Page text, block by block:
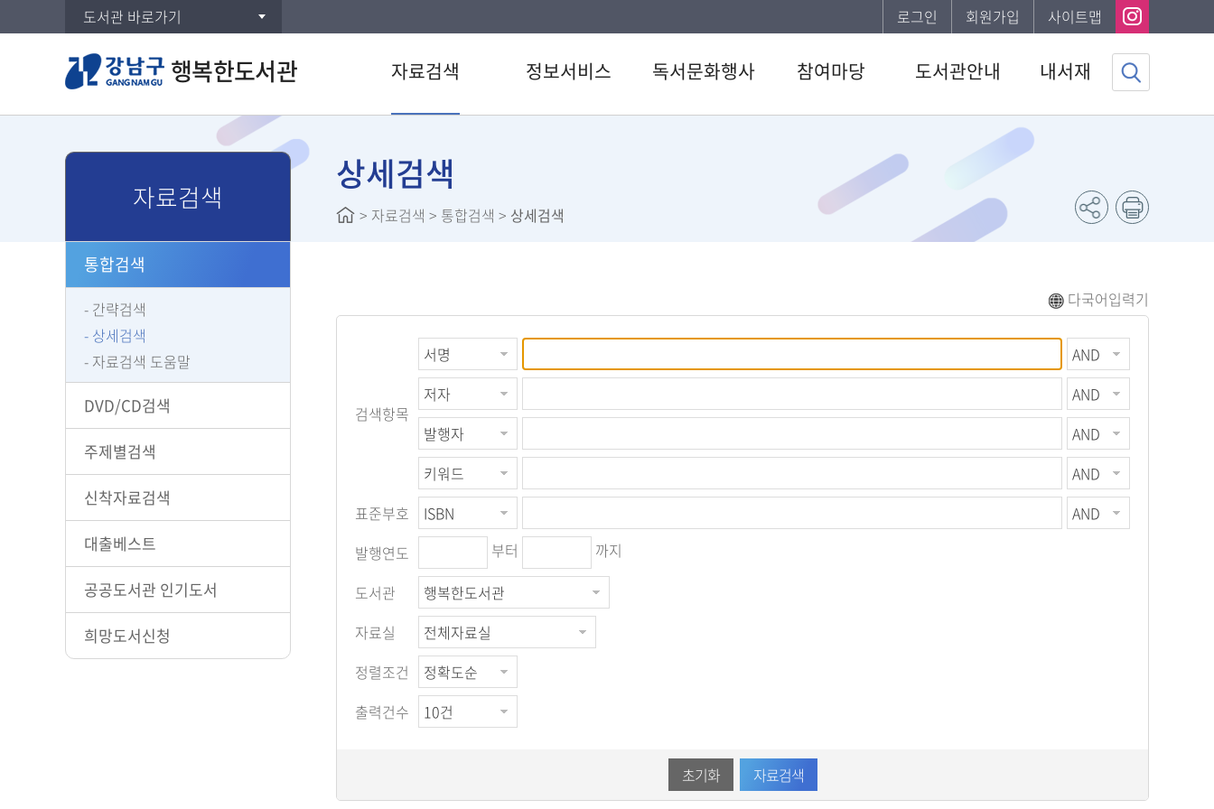
도서관 바로가기 로그인 회원가입 사이트맵
행복한도서관 자료검색
DVD/CD검색
주제별검색
신착자료검색
정보서비스
U도서관
독서문화행사 참여마당
이용자게시판
설문조사
도서관안내
이용안내
내서재
기본정보
관심자료목록
나의신청정보
자료검색
통합검색
간략검색
상세검색
자료검색 도움말
DVD/CD검색
주제별검색
신착자료검색
대출베스트
공공도서관 인기도서
희망도서신청
상세검색
> 자료검색 > 통합검색 > 상세검색
다국어입력기
검색항목
표준부호
발행연도
부터
까지
도서관
자료실
정렬조건
출력건수
초기화 자료검색